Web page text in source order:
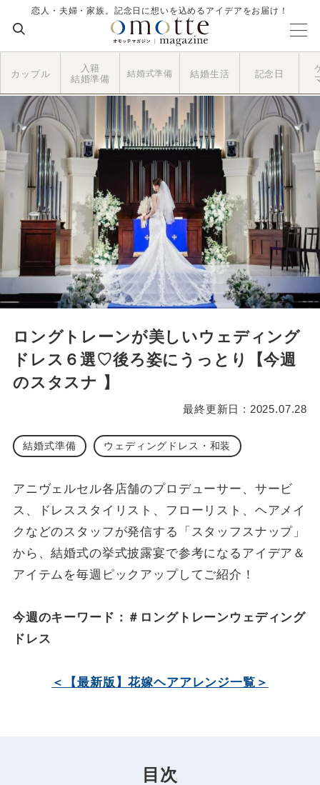
恋人・夫婦・家族。記念日に想いを込めるアイデアをお届け！
カップル
入籍
結婚準備
結婚式準備 結婚生活 記念日
ロングトレーンが美しいウェディング
ドレス６選♡後ろ姿にうっとり【今週
のスタスナ 】
最終更新日 : 2025.07.28
結婚式準備 ウェディングドレス・和装
アニヴェルセル各店舗のプロデューサー、サービ
ス、ドレススタイリスト、フローリスト、ヘアメイ
クなどのスタッフが発信する「スタッフスナップ」
から、結婚式の挙式披露宴で参考になるアイデア＆
アイテムを毎週ピックアップしてご紹介！
今週のキーワード：＃ロングトレーンウェディング
ドレス
＜【最新版】花嫁ヘアアレンジ一覧＞
目次